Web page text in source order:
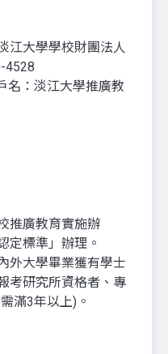
江大學學校財團法人
4528
名：淡江大學推廣教
推廣教育實施辦
定標準」辦理。
外大學畢業獲有學士
考研究所資格者、專
滿3年以上)。